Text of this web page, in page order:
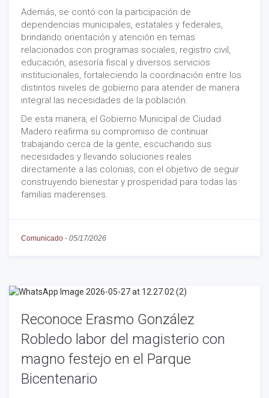
Además, se contó con la participación de
dependencias municipales, estatales y federales,
brindando orientación y atención en temas
relacionados con programas sociales, registro civil,
educación, asesoría fiscal y diversos servicios
institucionales, fortaleciendo la coordinación entre los
distintos niveles de gobierno para atender de manera
integral las necesidades de la población.
De esta manera, el Gobierno Municipal de Ciudad
Madero reafirma su compromiso de continuar
trabajando cerca de la gente, escuchando sus
necesidades y llevando soluciones reales
directamente a las colonias, con el objetivo de seguir
construyendo bienestar y prosperidad para todas las
familias maderenses.
Comunicado - 05/17/2026
Reconoce Erasmo González
Robledo labor del magisterio con
magno festejo en el Parque
Bicentenario